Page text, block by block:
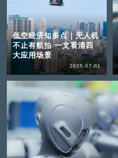
低空经济知多点｜无人机
不止有航拍 一文看清四
大应用场景
2025-07-01